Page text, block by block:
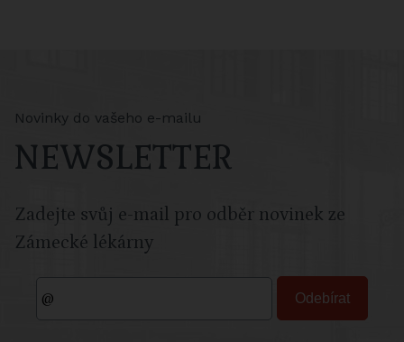
Novinky do vašeho e-mailu
NEWSLETTER
Zadejte svůj e-mail pro odběr novinek ze
Zámecké lékárny